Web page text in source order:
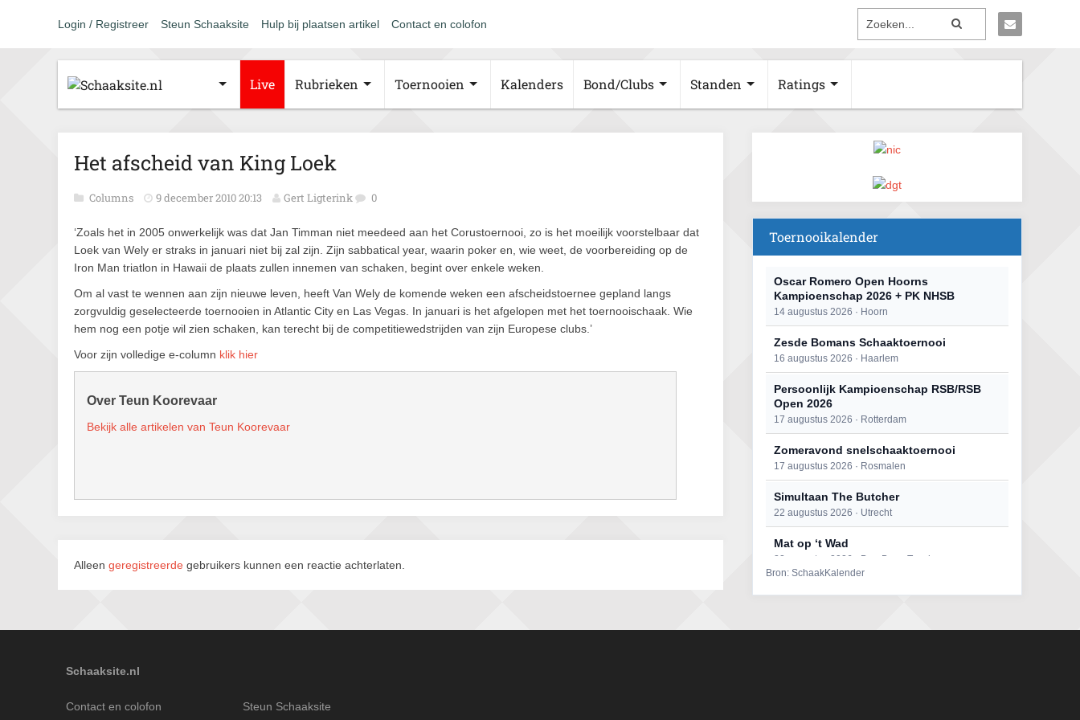
Login / Registreer Steun Schaaksite Hulp bij plaatsen artikel Contact en colofon
Live Rubrieken Toernooien Kalenders Bond/Clubs Standen Ratings
Het afscheid van King Loek
Columns 9 december 2010 20:13 Gert Ligterink 0
‘Zoals het in 2005 onwerkelijk was dat Jan Timman niet meedeed aan het Corustoernooi, zo is het moeilijk voorstelbaar dat
Loek van Wely er straks in januari niet bij zal zijn. Zijn sabbatical year, waarin poker en, wie weet, de voorbereiding op de
Iron Man triatlon in Hawaii de plaats zullen innemen van schaken, begint over enkele weken.
Om al vast te wennen aan zijn nieuwe leven, heeft Van Wely de komende weken een afscheidstoernee gepland langs
zorgvuldig geselecteerde toernooien in Atlantic City en Las Vegas. In januari is het afgelopen met het toernooischaak. Wie
hem nog een potje wil zien schaken, kan terecht bij de competitiewedstrijden van zijn Europese clubs.’
Voor zijn volledige e-column klik hier
Over Teun Koorevaar
Bekijk alle artikelen van Teun Koorevaar
Alleen geregistreerde gebruikers kunnen een reactie achterlaten.
Toernooikalender
Oscar Romero Open Hoorns
Kampioenschap 2026 + PK NHSB
14 augustus 2026 · Hoorn
Zesde Bomans Schaaktoernooi
16 augustus 2026 · Haarlem
Persoonlijk Kampioenschap RSB/RSB
Open 2026
17 augustus 2026 · Rotterdam
Zomeravond snelschaaktoernooi
17 augustus 2026 · Rosmalen
Simultaan The Butcher
22 augustus 2026 · Utrecht
Mat op ‘t Wad
22 augustus 2026 · Den Burg, Texel
Bron: SchaakKalender
Schaaksite.nl
Contact en colofon
Steun Schaaksite